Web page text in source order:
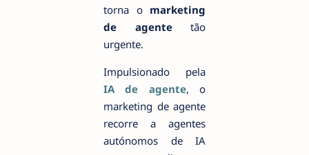
torna o marketing
de agentetão
urgente.
Impulsionado pela
IA de agente, o
marketing de agente
recorre a agentes
autónomos de IA